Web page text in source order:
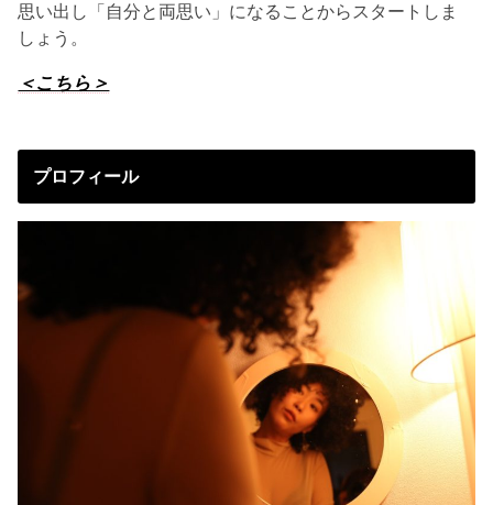
思い出し「自分と両思い」になることからスタートしま
しょう。
＜こちら＞
プロフィール